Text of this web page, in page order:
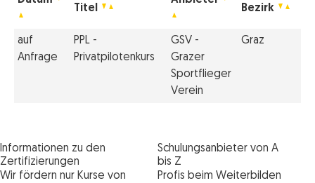
Titel Bezirk
auf
Anfrage
PPL -
Privatpilotenkurs
GSV -
Grazer
Sportflieger
Verein
Graz
Informationen zu den
Zertifizierungen
Wir fördern nur Kurse von
Schulungsanbieter von A
bis Z
Profis beim Weiterbilden